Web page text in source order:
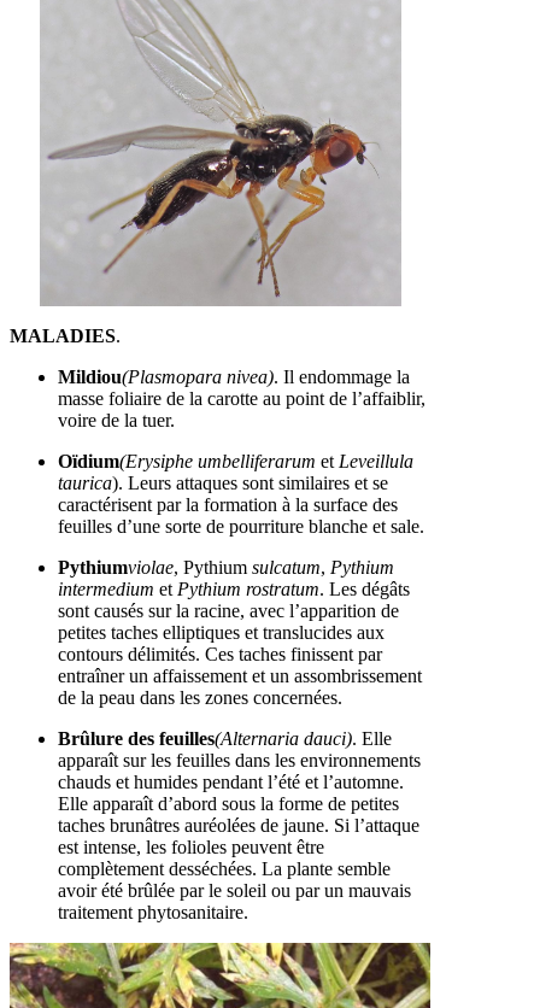
MALADIES.
Mildiou(Plasmopara nivea). Il endommage la
masse foliaire de la carotte au point de l’affaiblir,
voire de la tuer.
Oïdium(Erysiphe umbelliferarum et Leveillula
taurica). Leurs attaques sont similaires et se
caractérisent par la formation à la surface des
feuilles d’une sorte de pourriture blanche et sale.
Pythiumviolae, Pythium sulcatum, Pythium
intermedium et Pythium rostratum. Les dégâts
sont causés sur la racine, avec l’apparition de
petites taches elliptiques et translucides aux
contours délimités. Ces taches finissent par
entraîner un affaissement et un assombrissement
de la peau dans les zones concernées.
Brûlure des feuilles(Alternaria dauci). Elle
apparaît sur les feuilles dans les environnements
chauds et humides pendant l’été et l’automne.
Elle apparaît d’abord sous la forme de petites
taches brunâtres auréolées de jaune. Si l’attaque
est intense, les folioles peuvent être
complètement desséchées. La plante semble
avoir été brûlée par le soleil ou par un mauvais
traitement phytosanitaire.